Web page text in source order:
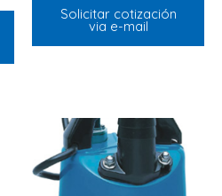
Solicitar cotización
via e-mail